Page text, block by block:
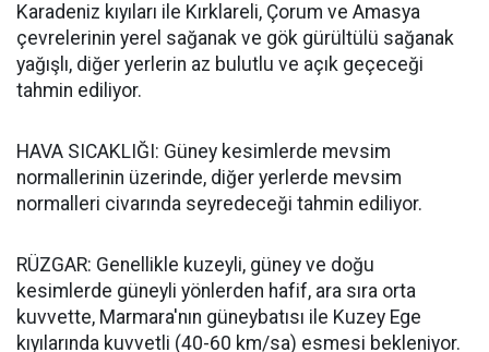
Karadeniz kıyıları ile Kırklareli, Çorum ve Amasya
çevrelerinin yerel sağanak ve gök gürültülü sağanak
yağışlı, diğer yerlerin az bulutlu ve açık geçeceği
tahmin ediliyor.
HAVA SICAKLIĞI: Güney kesimlerde mevsim
normallerinin üzerinde, diğer yerlerde mevsim
normalleri civarında seyredeceği tahmin ediliyor.
RÜZGAR: Genellikle kuzeyli, güney ve doğu
kesimlerde güneyli yönlerden hafif, ara sıra orta
kuvvette, Marmara'nın güneybatısı ile Kuzey Ege
kıyılarında kuvvetli (40-60 km/sa) esmesi bekleniyor.